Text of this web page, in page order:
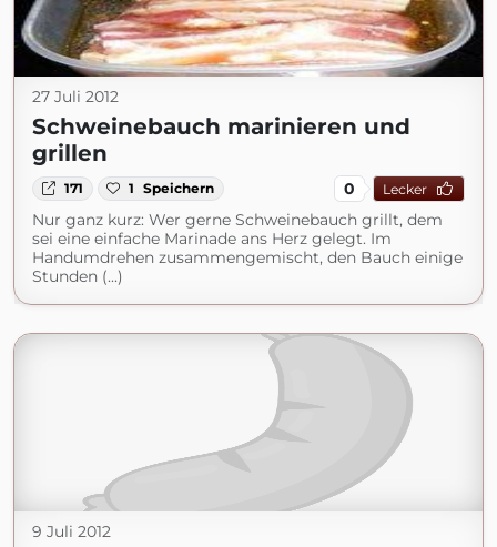
27 Juli 2012
Schweinebauch marinieren und
grillen
171 1 Speichern 0 Lecker
Nur ganz kurz: Wer gerne Schweinebauch grillt, dem
sei eine einfache Marinade ans Herz gelegt. Im
Handumdrehen zusammengemischt, den Bauch einige
Stunden (...)
9 Juli 2012